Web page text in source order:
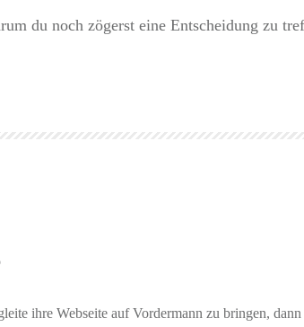
du noch zögerst eine Entscheidung zu
ihre Webseite auf Vordermann zu bringen,